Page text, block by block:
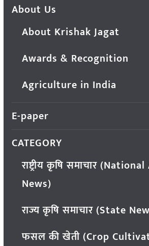
About Us
About Krishak Jagat
Awards & Recognition
Agriculture in India
E-paper
CATEGORY
राष्ट्रीय कृषि समाचार
News)
राज्य कृषि समाचार (State
फसल की खेती (Crop